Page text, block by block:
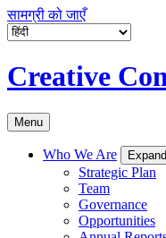
सामग्री को जाएँ
Creative
Menu
Who We Are Expand
Strategic Plan
Team
Governance
Opportunities